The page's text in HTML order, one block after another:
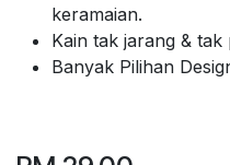
keramaian.
Kain tak jarang & tak
Banyak Pilihan